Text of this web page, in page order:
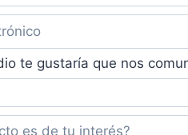
te gustaría que nos